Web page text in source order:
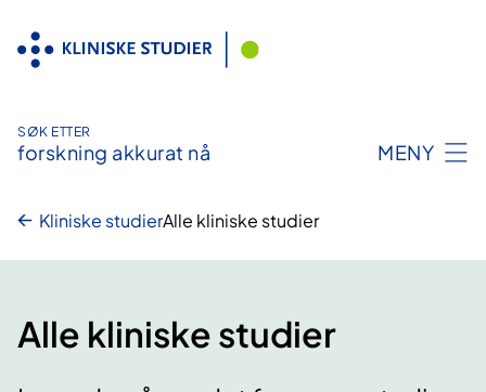
innhold
SØK ETTER
forskning akkurat nå MENY
Kliniske studierAlle kliniske studier
Alle kliniske studier